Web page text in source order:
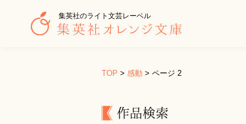
集英社のライト文芸レーベル
TOP > 感動 > ページ 2
作品検索